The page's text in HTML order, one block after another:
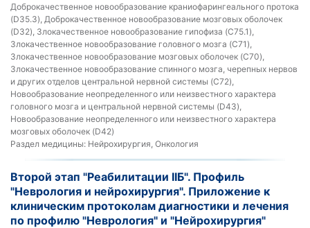
Доброкачественное новообразование краниофарингеального протока
(D35.3), Доброкачественное новообразование мозговых оболочек
(D32), Злокачественное новообразование гипофиза (C75.1),
Злокачественное новообразование головного мозга (C71),
Злокачественное новообразование мозговых оболочек (C70),
Злокачественное новообразование спинного мозга, черепных нервов
и других отделов центральной нервной системы (C72),
Новообразование неопределенного или неизвестного характера
головного мозга и центральной нервной системы (D43),
Новообразование неопределенного или неизвестного характера
мозговых оболочек (D42)
Раздел медицины: Нейрохирургия, Онкология
Второй этап "Реабилитации IIБ". Профиль
"Неврология и нейрохирургия". Приложение к
клиническим протоколам диагностики и лечения
по профилю "Неврология" и "Нейрохирургия"